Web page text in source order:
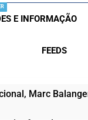
E INFORMAÇÃO
FEEDS
Marc